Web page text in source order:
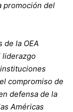
promoción del
de la OEA
liderazgo
compromiso de
defensa de la
Américas